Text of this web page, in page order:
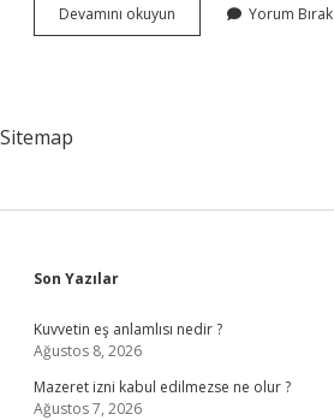
Devamını okuyun
Hangi
Yorum Bırak
Sitemap
Sidebar
Son Yazılar
Kuvvetin eş anlamlısı nedir ?
Ağustos 8, 2026
Mazeret izni kabul edilmezse ne olur ?
Ağustos 7, 2026